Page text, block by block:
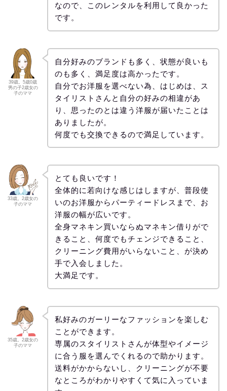
なので、このレンタルを利用して良かった
です。
39歳。5歳0歳
男の子2歳女の
子のママ
自分好みのブランドも多く、状態が良いも
のも多く、満足度は高かったです。
自分でお洋服を選べない為、はじめは、ス
タイリストさんと自分の好みの相違があ
り、思ったのとは違う洋服が届いたことは
ありましたが。
何度でも交換できるので満足しています。
33歳。2歳女の
子のママ
とても良いです！
全体的に若向けな感じはしますが、普段使
いのお洋服からパーティードレスまで、お
洋服の幅が広いです。
全身マネキン買いならぬマネキン借りがで
きること、何度でもチェンジできること、
クリーニング費用がいらないこと、が決め
手で入会しました。
大満足です。
35歳。2歳女の
子のママ
私好みのガーリーなファッションを楽しむ
ことができます。
専属のスタイリストさんが体型やイメージ
に合う服を選んでくれるので助かります。
送料がかからないし、クリーニングが不要
なところがわかりやすくて気に入っていま